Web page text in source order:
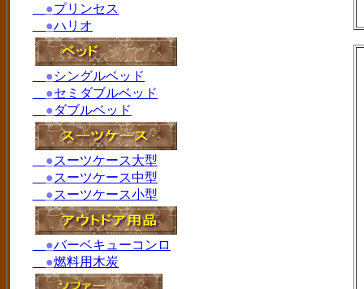
●プリンセス
●ハリオ
●シングルベッド
●セミダブルベッド
●ダブルベッド
●スーツケース大型
●スーツケース中型
●スーツケース小型
●バーベキューコンロ
●燃料用木炭